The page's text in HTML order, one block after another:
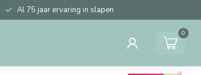
Al 75 jaar ervaring in slapen
0